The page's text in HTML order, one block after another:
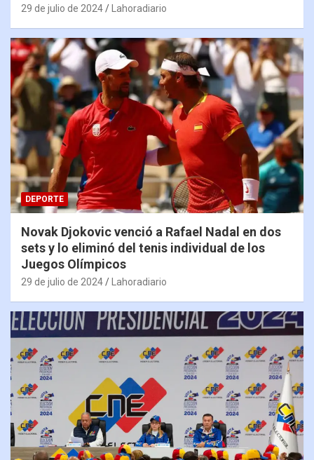
29 de julio de 2024 Lahoradiario
DEPORTE
Novak Djokovic venció a Rafael Nadal en dos
sets y lo eliminó del tenis individual de los
Juegos Olímpicos
29 de julio de 2024 Lahoradiario